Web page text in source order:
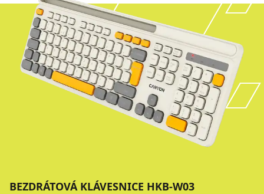
BEZDRÁTOVÁ KLÁVESNICE HKB-W03